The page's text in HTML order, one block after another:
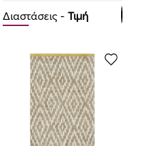
Διαστάσεις -Τιμή
426.00€
160cmx230cm
719.00€
200cmx280cm
1069.00€